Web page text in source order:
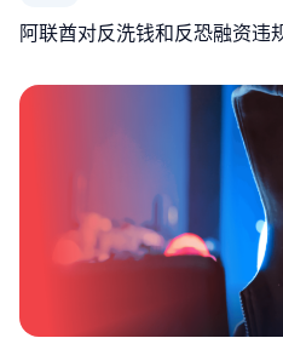
阿联酋对反洗钱和反恐融资违